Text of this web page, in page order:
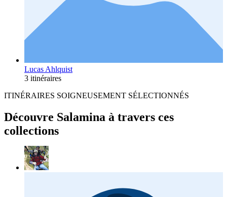
Lucas Ahlquist
3 itinéraires
ITINÉRAIRES SOIGNEUSEMENT SÉLECTIONNÉS
Découvre Salamina à travers ces
collections